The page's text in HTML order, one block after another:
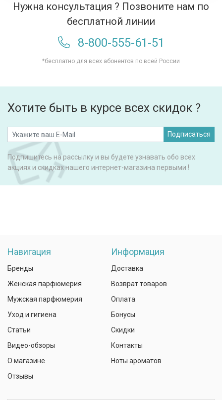
Нужна консультация ? Позвоните нам по
бесплатной линии
8-800-555-61-51
*бесплатно для всех абонентов по всей России
Хотите быть в курсе всех скидок ?
Подписаться
Подпишитесь на рассылку и вы будете узнавать обо всех
акциях и скидках нашего интернет-магазина первыми !
Навигация
Бренды
Женская парфюмерия
Мужская парфюмерия
Уход и гигиена
Статьи
Видео-обзоры
О магазине
Отзывы
Информация
Доставка
Возврат товаров
Оплата
Бонусы
Скидки
Контакты
Ноты ароматов